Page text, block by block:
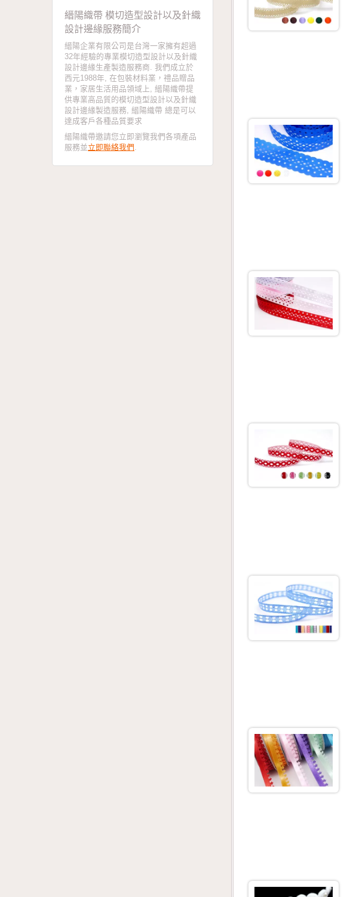
縉陽織帶 模切造型設計以及針織
設計邊緣服務簡介
縉陽企業有限公司是台灣一家擁有超過
32年經驗的專業模切造型設計以及針織
設計邊緣生產製造服務商. 我們成立於
西元1988年, 在包裝材料業，禮品贈品
業，家居生活用品領域上, 縉陽織帶提
供專業高品質的模切造型設計以及針織
設計邊緣製造服務, 縉陽織帶 總是可以
達成客戶各種品質要求
縉陽織帶邀請您立即瀏覽我們各項產品
服務並立即聯絡我們 .